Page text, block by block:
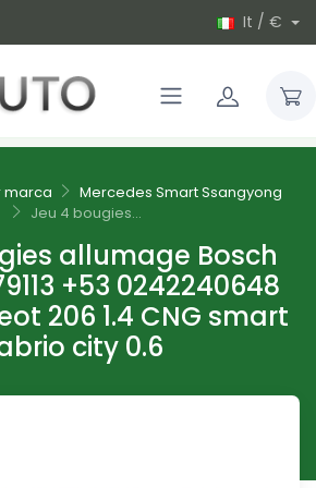
It / €
marca
Mercedes Smart Ssangyong
Jeu 4 bougies...
allumage Bosch
+53 0242240648
206 1.4 CNG smart
city 0.6